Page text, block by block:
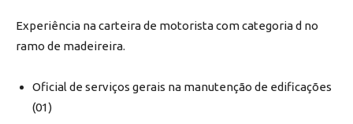
Experiência na carteira de motorista com categoria d no
ramo de madeireira.
Oficial de serviços gerais na manutenção de edificações
(01)